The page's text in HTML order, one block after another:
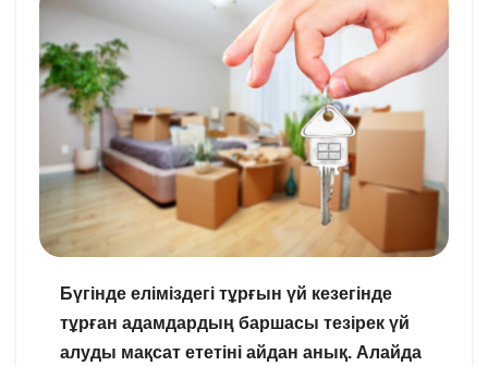
Бүгінде еліміздегі тұрғын үй кезегінде
тұрған адамдардың баршасы тезірек үй
алуды мақсат ететіні айдан анық. Алайда